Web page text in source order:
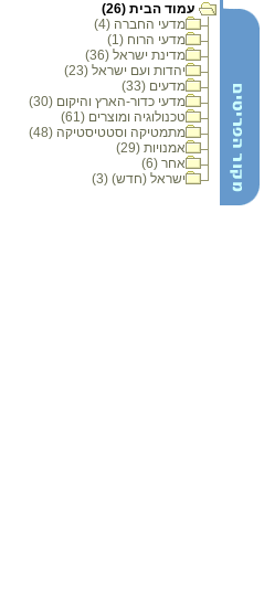
עמוד הבית (26)
מדעי החברה (4)
מדעי הרוח (1)
מדינת ישראל (36)
יהדות ועם ישראל (23)
מדעים (33)
מדעי כדור-הארץ והיקום (30)
טכנולוגיה ומוצרים (61)
מתמטיקה וסטטיסטיקה (48)
אמנויות (29)
אחר (6)
ישראל (חדש) (3)